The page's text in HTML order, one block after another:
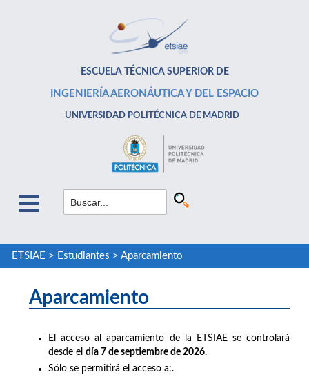
ESCUELA TÉCNICA SUPERIOR DE
INGENIERÍA AERONÁUTICA Y DEL ESPACIO
UNIVERSIDAD POLITÉCNICA DE MADRID
ETSIAE > Estudiantes > Aparcamiento
Aparcamiento
El acceso al aparcamiento de la ETSIAE se controlará
desde el día 7 de septiembre de 2026.
Sólo se permitirá el acceso a:.